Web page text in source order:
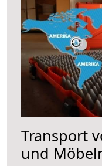
Transport
und